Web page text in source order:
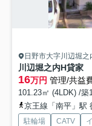
日野市大字川辺堀之
川辺堀之内H貸家
16万円 管理/共益
101.23㎡ (4LDK) /築
京王線「南平」駅
駐輪場 CATV